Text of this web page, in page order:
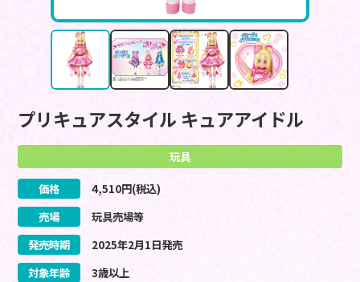
プリキュアスタイル キュアアイドル
玩具
価格 4,510円(税込)
売場
玩具売場等
発売時期
2025年2月1日発売
対象年齢
3歳以上